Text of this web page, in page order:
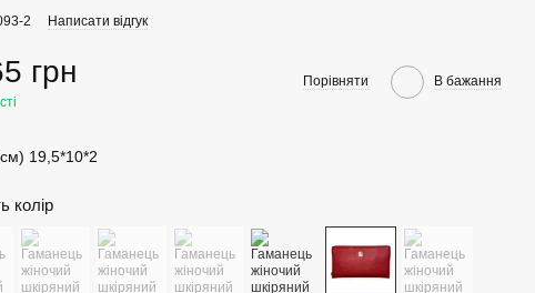
2 Написати відгук
грн Порівняти В бажання
19,5*10*2
колір